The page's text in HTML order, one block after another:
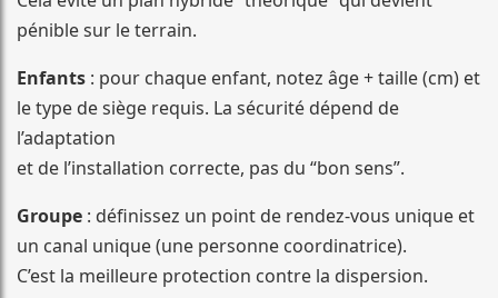
pénible sur le terrain.
Enfants : pour chaque enfant, notez âge + taille (cm) et
le type de siège requis. La sécurité dépend de
l’adaptation
et de l’installation correcte, pas du “bon sens”.
Groupe : définissez un point de rendez-vous unique et
un canal unique (une personne coordinatrice).
C’est la meilleure protection contre la dispersion.